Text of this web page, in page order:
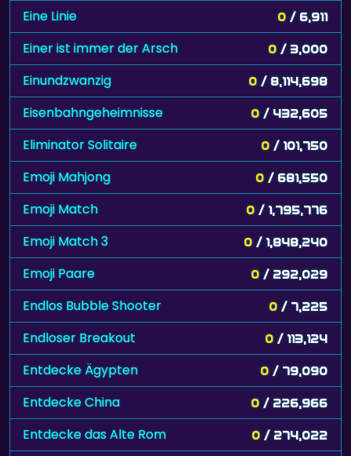
Eine Linie 0 / 6,911
Einer ist immer der Arsch 0 / 3,000
Einundzwanzig 0 / 8,114,698
Eisenbahngeheimnisse 0 / 432,605
Eliminator Solitaire 0 / 101,750
Emoji Mahjong 0 / 681,550
Emoji Match 0 / 1,795,776
Emoji Match 3 0 / 1,848,240
Emoji Paare 0 / 292,029
Endlos Bubble Shooter 0 / 7,225
Endloser Breakout 0 / 113,124
Entdecke Ägypten 0 / 79,090
Entdecke China 0 / 226,966
Entdecke das Alte Rom 0 / 274,022